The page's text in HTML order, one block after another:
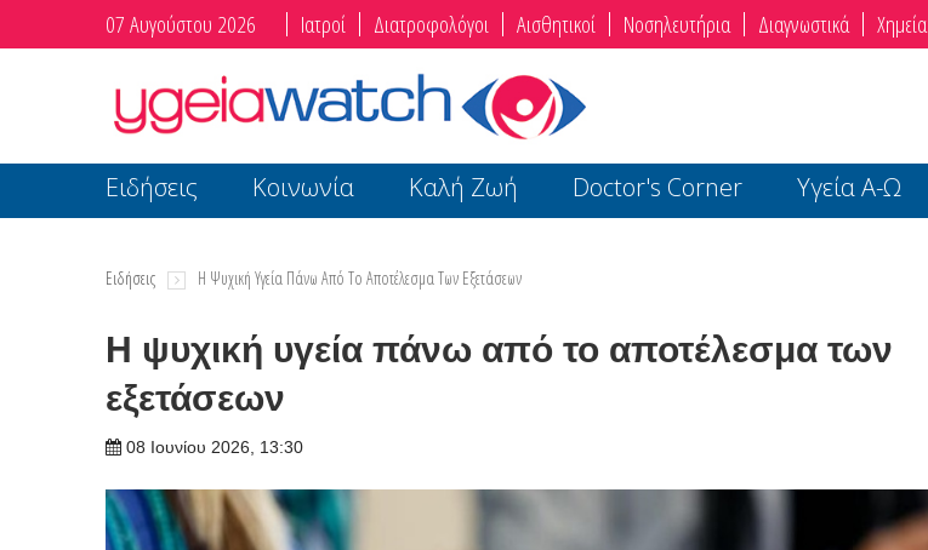
07 Αυγούστου 2026 Ιατροί Διατροφολόγοι Αισθητικοί Νοσηλευτήρια Διαγνωστικά Χημεία
Ειδήσεις Κοινωνία Καλή Ζωή Doctor's Corner Υγεία Α-Ω
Ειδήσεις Η Ψυχική Υγεία Πάνω Από Το Αποτέλεσμα Των Εξετάσεων
Η ψυχική υγεία πάνω από το αποτέλεσμα των
εξετάσεων
08 Ιουνίου 2026, 13:30